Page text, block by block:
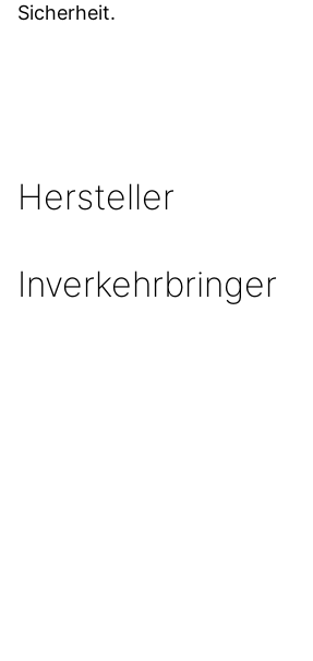
Sicherheit.
Hersteller
Inverkehrbringer